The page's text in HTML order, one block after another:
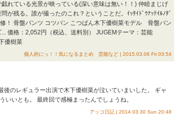
れている光景が映っている(深い意味は無い！！) 仲睦まじげ
が残る。誰が撮ったのこれ？ということだ。ｲｯﾀｲﾄﾞｳﾅｯﾃｲﾙﾉﾀﾞ
！ 骨盤パンツ コツパン こつばん木下優樹菜モデル 骨盤パン
価格：2,052円（税込、送料別） JUGEMテーマ：芸能
優樹菜
個人的にっ！！気になるまとめ 芸能など | 2015.03.06 Fri 03:54
後のレギュラー出演で木下優樹菜が泣いていまいした。 ギャ
いいとも。 最終回で感極まったんでしょうね。
アッコ日記 | 2014.03.30 Sun 20:48